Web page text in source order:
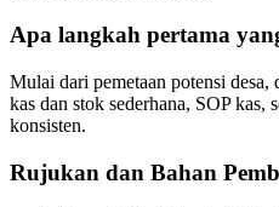
Apa langkah pertama
Mulai dari pemetaan potensi desa,
kas dan stok sederhana, SOP kas,
konsisten.
Rujukan dan Bahan